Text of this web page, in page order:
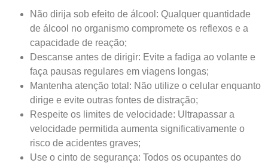
Não dirija sob efeito de álcool: Qualquer quantidade
de álcool no organismo compromete os reflexos e a
capacidade de reação;
Descanse antes de dirigir: Evite a fadiga ao volante e
faça pausas regulares em viagens longas;
Mantenha atenção total: Não utilize o celular enquanto
dirige e evite outras fontes de distração;
Respeite os limites de velocidade: Ultrapassar a
velocidade permitida aumenta significativamente o
risco de acidentes graves;
Use o cinto de segurança: Todos os ocupantes do